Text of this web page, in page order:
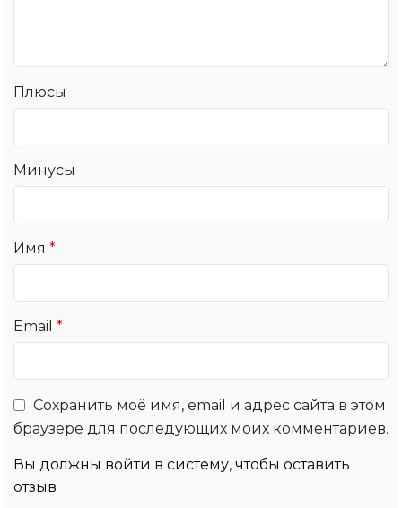
Плюсы
Минусы
Имя *
Email *
Сохранить моё имя, email и адрес сайта в этом
браузере для последующих моих комментариев.
Вы должны войти в систему, чтобы оставить
отзыв